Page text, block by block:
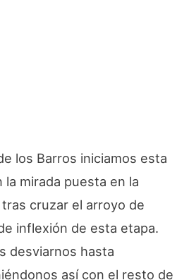
los Barros iniciamos esta
la mirada puesta en la
cruzar el arroyo de
inflexión de esta etapa.
desviarnos hasta
así con el resto de